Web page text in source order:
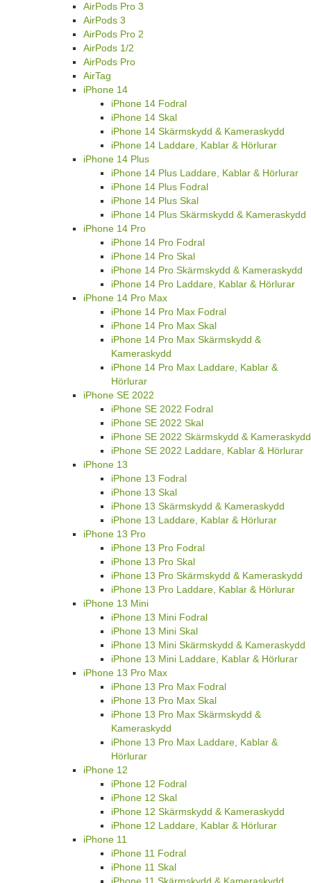
AirPods Pro 3
AirPods 3
AirPods Pro 2
AirPods 1/2
AirPods Pro
AirTag
iPhone 14
iPhone 14 Fodral
iPhone 14 Skal
iPhone 14 Skärmskydd & Kameraskydd
iPhone 14 Laddare, Kablar & Hörlurar
iPhone 14 Plus
iPhone 14 Plus Laddare, Kablar & Hörlurar
iPhone 14 Plus Fodral
iPhone 14 Plus Skal
iPhone 14 Plus Skärmskydd & Kameraskydd
iPhone 14 Pro
iPhone 14 Pro Fodral
iPhone 14 Pro Skal
iPhone 14 Pro Skärmskydd & Kameraskydd
iPhone 14 Pro Laddare, Kablar & Hörlurar
iPhone 14 Pro Max
iPhone 14 Pro Max Fodral
iPhone 14 Pro Max Skal
iPhone 14 Pro Max Skärmskydd &
Kameraskydd
iPhone 14 Pro Max Laddare, Kablar &
Hörlurar
iPhone SE 2022
iPhone SE 2022 Fodral
iPhone SE 2022 Skal
iPhone SE 2022 Skärmskydd & Kameraskydd
iPhone SE 2022 Laddare, Kablar & Hörlurar
iPhone 13
iPhone 13 Fodral
iPhone 13 Skal
iPhone 13 Skärmskydd & Kameraskydd
iPhone 13 Laddare, Kablar & Hörlurar
iPhone 13 Pro
iPhone 13 Pro Fodral
iPhone 13 Pro Skal
iPhone 13 Pro Skärmskydd & Kameraskydd
iPhone 13 Pro Laddare, Kablar & Hörlurar
iPhone 13 Mini
iPhone 13 Mini Fodral
iPhone 13 Mini Skal
iPhone 13 Mini Skärmskydd & Kameraskydd
iPhone 13 Mini Laddare, Kablar & Hörlurar
iPhone 13 Pro Max
iPhone 13 Pro Max Fodral
iPhone 13 Pro Max Skal
iPhone 13 Pro Max Skärmskydd &
Kameraskydd
iPhone 13 Pro Max Laddare, Kablar &
Hörlurar
iPhone 12
iPhone 12 Fodral
iPhone 12 Skal
iPhone 12 Skärmskydd & Kameraskydd
iPhone 12 Laddare, Kablar & Hörlurar
iPhone 11
iPhone 11 Fodral
iPhone 11 Skal